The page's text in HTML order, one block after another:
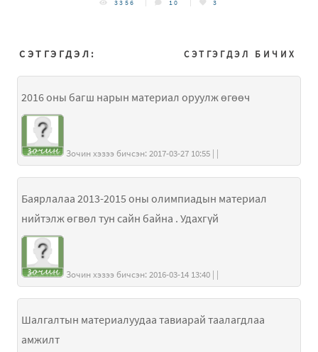
3356 10 3
СЭТГЭГДЭЛ БИЧИХ
СЭТГЭГДЭЛ:
2016 оны багш нарын материал оруулж өгөөч
Зочин хэзээ бичсэн: 2017-03-27 10:55 | |
Баярлалаа 2013-2015 оны олимпиадын материал
нийтэлж өгвөл тун сайн байна . Удахгүй
Зочин хэзээ бичсэн: 2016-03-14 13:40 | |
Шалгалтын материалуудаа тавиарай таалагдлаа
амжилт